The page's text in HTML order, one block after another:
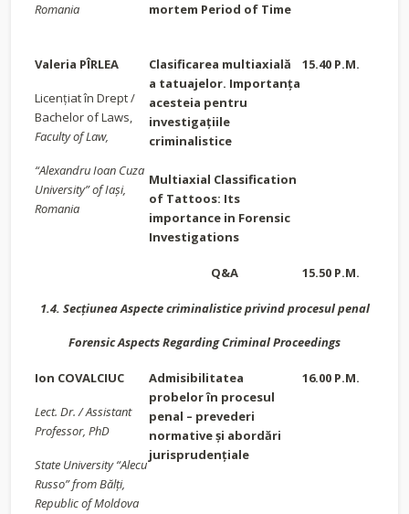
Romania
mortem Period of Time
Valeria PÎRLEA
Licențiat în Drept /
Bachelor of Laws,
Faculty of Law,
“Alexandru Ioan Cuza
University” of Iași,
Romania
Clasificarea multiaxială
a tatuajelor. Importanța
acesteia pentru
investigațiile
criminalistice
Multiaxial Classification
of Tattoos: Its
importance in Forensic
Investigations
15.40 P.M.
Q&A 15.50 P.M.
1.4. Secțiunea Aspecte criminalistice privind procesul penal
Forensic Aspects Regarding Criminal Proceedings
Ion COVALCIUC
Lect. Dr. / Assistant
Professor, PhD
State University “Alecu
Russo” from Bălți,
Republic of Moldova
Admisibilitatea
probelor în procesul
penal – prevederi
normative și abordări
jurisprudențiale
16.00 P.M.